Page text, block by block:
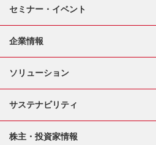
セミナー・イベント
企業情報
ソリューション
サステナビリティ
株主・投資家情報